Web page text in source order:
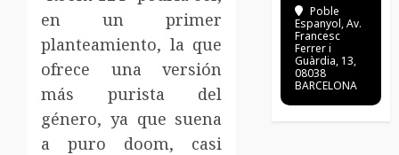
en un primer
planteamiento, la que
ofrece una versión
más purista del
género, ya que suena
a puro doom, casi
Poble
Espanyol, Av.
Francesc
Ferrer i
Guàrdia, 13,
08038
BARCELONA